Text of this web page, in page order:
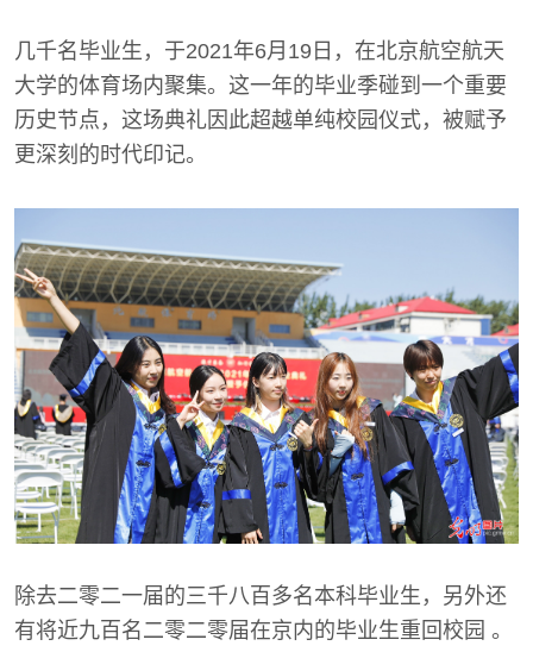
几千名毕业生，于2021年6月19日，在北京航空航天
大学的体育场内聚集。这一年的毕业季碰到一个重要
历史节点，这场典礼因此超越单纯校园仪式，被赋予
更深刻的时代印记。
除去二零二一届的三千八百多名本科毕业生，另外还
有将近九百名二零二零届在京内的毕业生重回校园 。